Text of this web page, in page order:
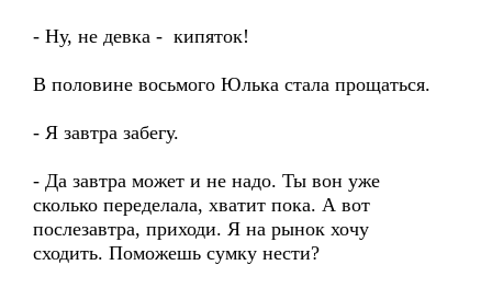
- Ну, не девка - кипяток!
В половине восьмого Юлька стала прощаться.
- Я завтра забегу.
- Да завтра может и не надо. Ты вон уже
сколько переделала, хватит пока. А вот
послезавтра, приходи. Я на рынок хочу
сходить. Поможешь сумку нести?